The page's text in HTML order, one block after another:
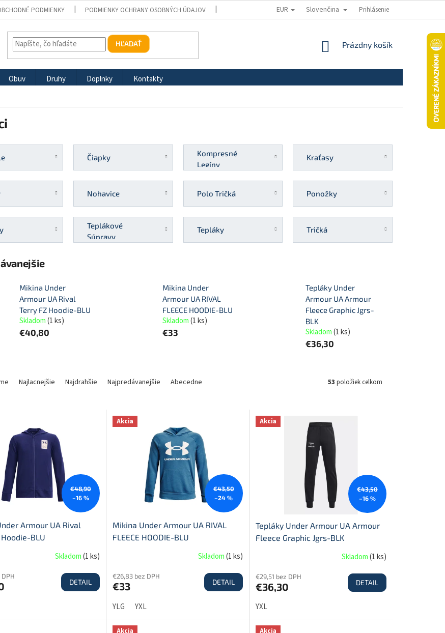
PODMIENKY PODMIENKY OCHRANY OSOBNÝCH ÚDAJOV ODSTÚPENIE OD ZMLUVY REKLAMAČNÝ PORIADOK
EUR Slovenčina Prihlásenie
HĽADAŤ
NÁKUPNÝ
Prázdny košík
Obuv Druhy Doplnky
Kontakty
Čiapky
Kompresné
Legíny
Kraťasy
Nohavice Polo Tričká Ponožky
Teplákové
Súpravy
Tepláky Tričká
Mikina Under
Armour UA Rival
Terry FZ Hoodie-BLU
Skladom(1 ks)
€40,80
Mikina Under
Armour UA RIVAL
FLEECE HOODIE-BLU
Skladom(1 ks)
€33
Tepláky Under
Armour UA Armour
Fleece Graphic Jgrs-
BLK
Skladom(1 ks)
€36,30
Najlacnejšie Najdrahšie Najpredávanejšie Abecedne 53 položiek celkom
€48,90
–16 %
Armour UA Rival
BLU
Skladom(1 ks)
DETAIL
Akcia
€43,50
–24 %
Mikina Under Armour UA RIVAL
FLEECE HOODIE-BLU
Skladom(1 ks)
€26,83 bez DPH
€33 DETAIL
YLG YXL
Akcia
€43,50
–16 %
Tepláky Under Armour UA Armour
Fleece Graphic Jgrs-BLK
Skladom(1 ks)
€29,51 bez DPH
€36,30 DETAIL
YXL
Akcia Akcia